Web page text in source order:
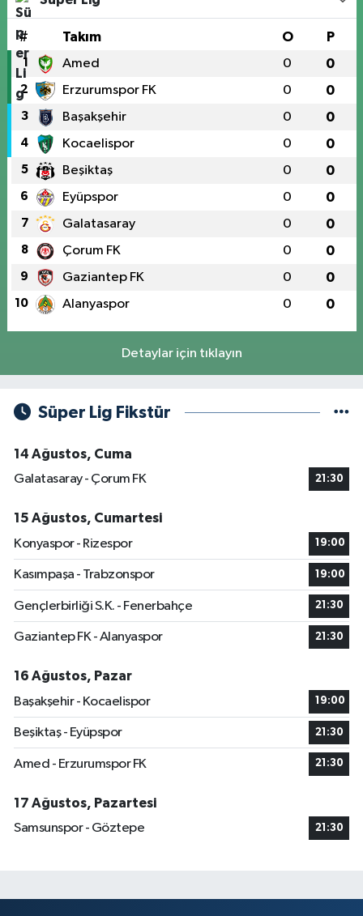
# Takım O P
1 Amed 0 0
2 Erzurumspor FK 0 0
3 Başakşehir 0 0
4 Kocaelispor 0 0
5 Beşiktaş 0 0
6 Eyüpspor 0 0
7 Galatasaray 0 0
8 Çorum FK 0 0
9 Gaziantep FK 0 0
10 Alanyaspor 0 0
Detaylar için tıklayın
Süper Lig Fikstür
14 Ağustos, Cuma
Galatasaray - Çorum FK
21:30
15 Ağustos, Cumartesi
Konyaspor - Rizespor
19:00
Kasımpaşa - Trabzonspor 19:00
Gençlerbirliği S.K. - Fenerbahçe 21:30
Gaziantep FK - Alanyaspor 21:30
16 Ağustos, Pazar
Başakşehir - Kocaelispor
19:00
Beşiktaş - Eyüpspor 21:30
Amed - Erzurumspor FK 21:30
17 Ağustos, Pazartesi
Samsunspor - Göztepe
21:30